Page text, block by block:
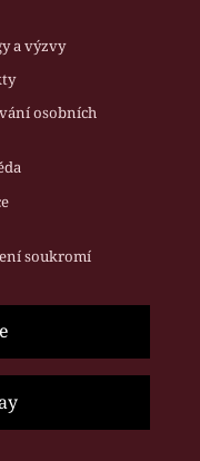
a výzvy
osobních
soukromí